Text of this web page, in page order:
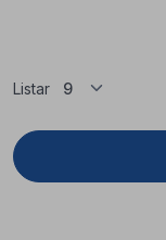
Listar